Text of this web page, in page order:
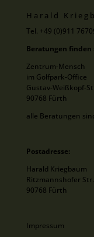
Harald
Tel. +49 (0)911
Beratungen
Zentrum-Mensch
im Golfpark-Office
Gustav-Weißkopf-
90768 Fürth
alle Beratungen
Postadresse:
Harald Kriegbaum
Ritzmannshofer
90768 Fürth
Impressum